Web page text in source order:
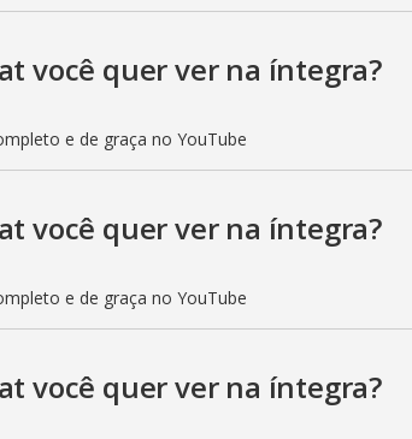
você quer ver na íntegra?
e de graça no YouTube
você quer ver na íntegra?
e de graça no YouTube
você quer ver na íntegra?